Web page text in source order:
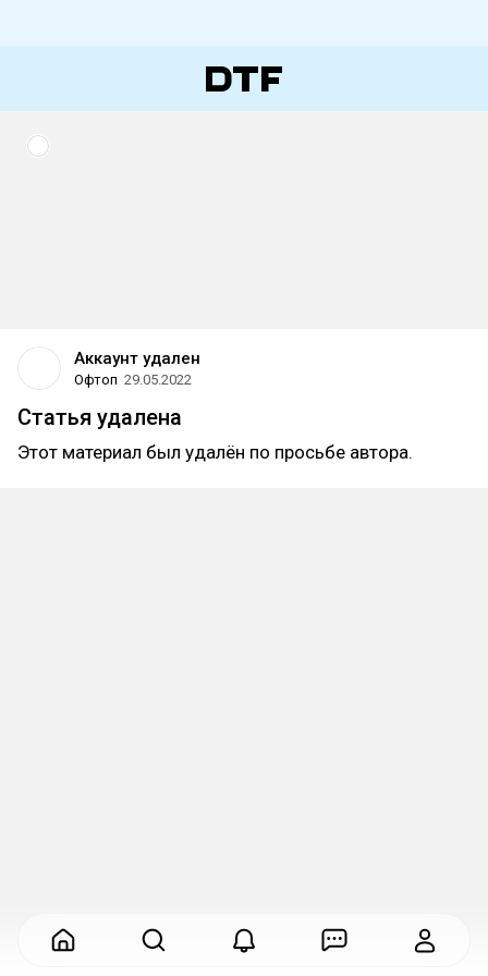
Аккаунт удален
Офтоп 29.05.2022
Статья удалена
Этот материал был удалён по просьбе автора.